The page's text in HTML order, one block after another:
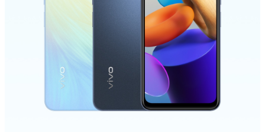
Slovenia | Izbira države/regije